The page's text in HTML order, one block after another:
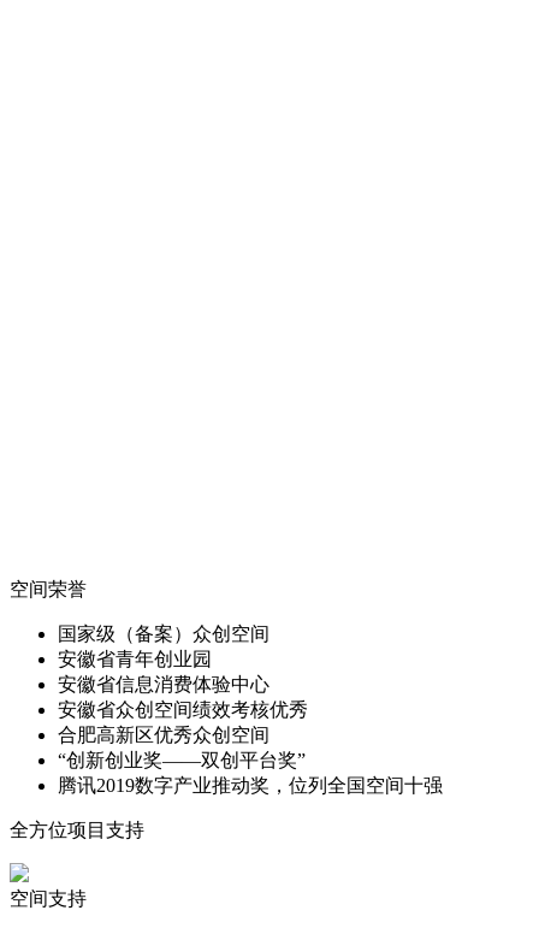
空间荣誉
国家级（备案）众创空间
安徽省青年创业园
安徽省信息消费体验中心
安徽省众创空间绩效考核优秀
合肥高新区优秀众创空间
“创新创业奖——双创平台奖”
腾讯2019数字产业推动奖，位列全国空间十强
全方位项目支持
空间支持